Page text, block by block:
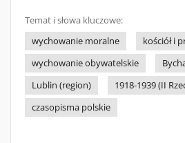
Temat i słowa kluczowe:
wychowanie moralne
kościół i
wychowanie obywatelskie
Lublin (region)
1918-1939 (II
czasopisma polskie